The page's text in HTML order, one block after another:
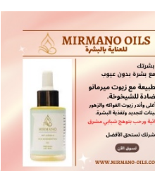
الأقباط متحدون
قرارات مؤتمرات الأقباط